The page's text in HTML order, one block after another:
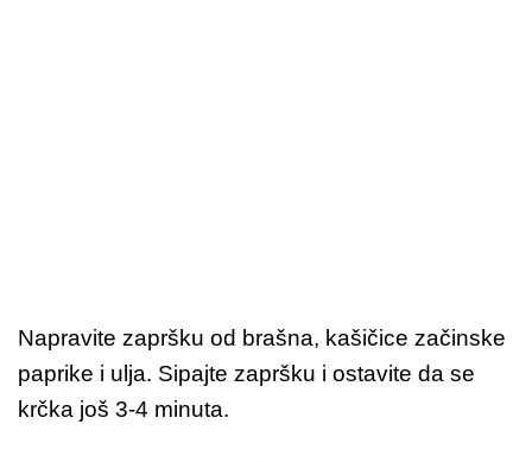
Napravite zapršku od brašna, kašičice začinske
paprike i ulja. Sipajte zapršku i ostavite da se
krčka još 3-4 minuta.